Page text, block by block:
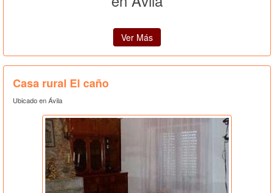
Ver Más
Casa rural El caño
Ubicado en Ávila